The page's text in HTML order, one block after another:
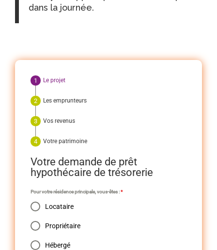
dans la journée.
Le projet
Les emprunteurs
Vos revenus
Votre patrimoine
Votre demande de prêt
hypothécaire de trésorerie
Pour votre résidence principale, vous-êtes :*
Locataire
Propriétaire
Hébergé